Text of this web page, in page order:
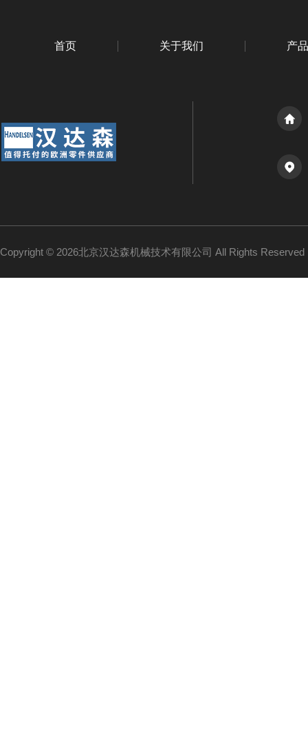
首页 关于我们 产
Copyright © 2026北京汉达森机械技术有限公司 All Rights